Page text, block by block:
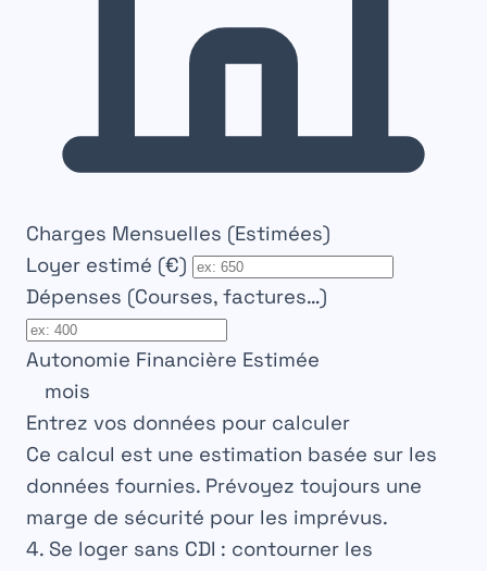
Charges Mensuelles (Estimées)
Loyer estimé (€)
Dépenses (Courses, factures…)
Autonomie Financière Estimée
mois
Entrez vos données pour calculer
Ce calcul est une estimation basée sur les
données fournies. Prévoyez toujours une
marge de sécurité pour les imprévus.
4. Se loger sans CDI : contourner les